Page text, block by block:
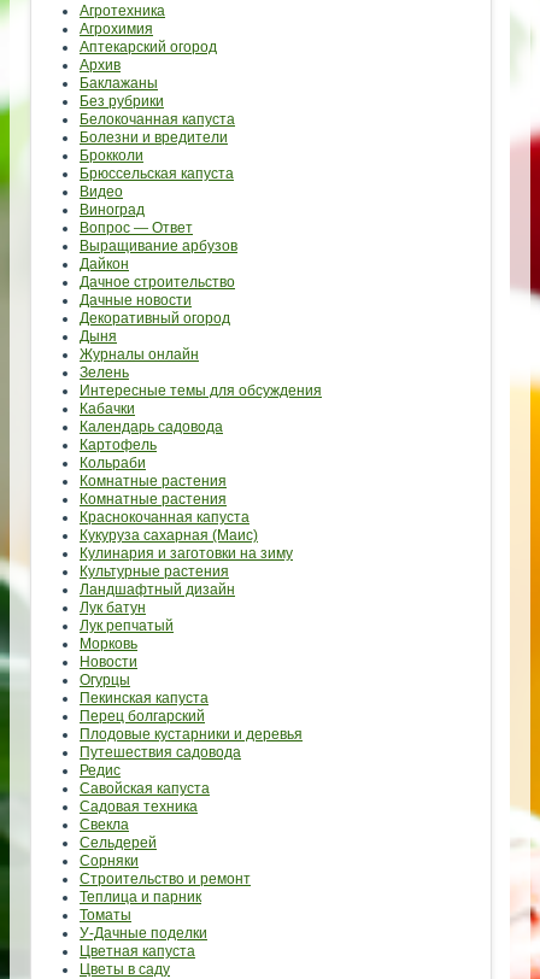
Агротехника
Агрохимия
Аптекарский огород
Архив
Баклажаны
Без рубрики
Белокочанная капуста
Болезни и вредители
Брокколи
Брюссельская капуста
Видео
Виноград
Вопрос — Ответ
Выращивание арбузов
Дайкон
Дачное строительство
Дачные новости
Декоративный огород
Дыня
Журналы онлайн
Зелень
Интересные темы для обсуждения
Кабачки
Календарь садовода
Картофель
Кольраби
Комнатные растения
Комнатные растения
Краснокочанная капуста
Кукуруза сахарная (Маис)
Кулинария и заготовки на зиму
Культурные растения
Ландшафтный дизайн
Лук батун
Лук репчатый
Морковь
Новости
Огурцы
Пекинская капуста
Перец болгарский
Плодовые кустарники и деревья
Путешествия садовода
Редис
Савойская капуста
Садовая техника
Свекла
Сельдерей
Сорняки
Строительство и ремонт
Теплица и парник
Томаты
У-Дачные поделки
Цветная капуста
Цветы в саду